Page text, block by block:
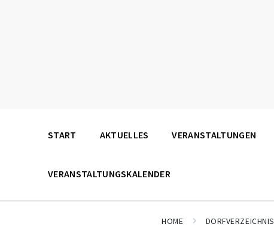
START AKTUELLES VERANSTALTUNGEN
VERANSTALTUNGSKALENDER
HOME DORFVERZEICHNIS